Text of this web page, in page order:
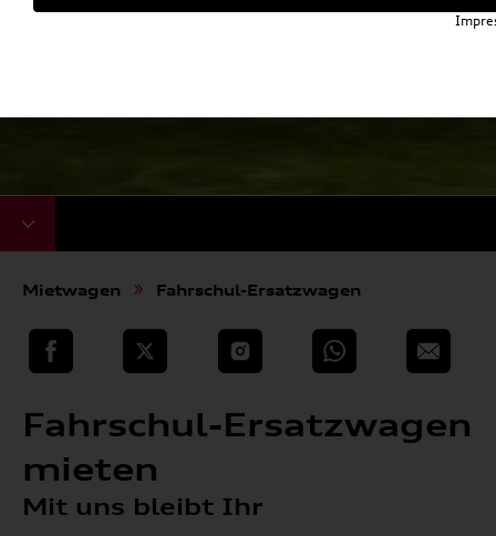
Mietwagen Fahrschul-Ersatzwagen
teilen Twitter Instagram WhatsApp E-Mail
Fahrschul-Ersatzwagen
mieten
Mit uns bleibt Ihr